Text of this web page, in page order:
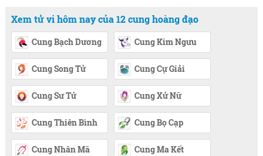
Xem tử vi hôm nay của 12 cung hoàng đạo
Cung Bạch Dương Cung Kim Ngưu
Cung Song Tử Cung Cự Giải
Cung Sư Tử Cung Xử Nữ
Cung Thiên Bình Cung Bọ Cạp
Cung Nhân Mã Cung Ma Kết